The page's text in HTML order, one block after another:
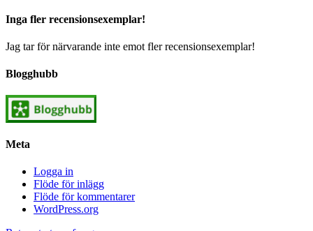
Inga fler recensionsexemplar!
Jag tar för närvarande inte emot fler recensionsexemplar!
Blogghubb
Meta
Logga in
Flöde för inlägg
Flöde för kommentarer
WordPress.org